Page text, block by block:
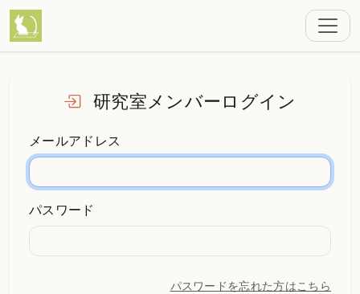
研究室メンバーログイン
メールアドレス
パスワード
パスワードを忘れた方はこちら